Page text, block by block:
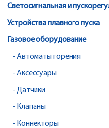
Светосигнальная и
Устройства плавного пуска
Газовое оборудование
- Автоматы горения
- Аксессуары
- Датчики
- Клапаны
- Коннекторы